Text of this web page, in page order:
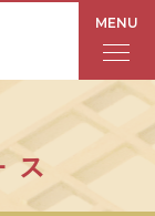
MENU
ス